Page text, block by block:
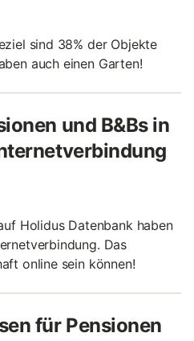
sind 38% der Objekte
auch einen Garten!
und B&Bs in
Holidus Datenbank haben
Das
online sein können!
für Pensionen